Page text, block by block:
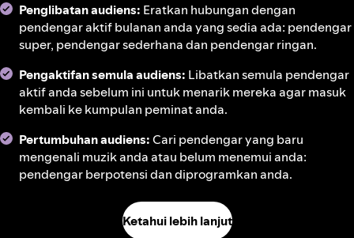
Penglibatan audiens: Eratkan hubungan dengan
pendengar aktif bulanan anda yang sedia ada: pendengar
super, pendengar sederhana dan pendengar ringan.
Pengaktifan semula audiens: Libatkan semula pendengar
aktif anda sebelum ini untuk menarik mereka agar masuk
kembali ke kumpulan peminat anda.
Pertumbuhan audiens:Cari pendengar yang baru
mengenali muzik anda atau belum menemui anda:
pendengar berpotensi dan diprogramkan anda.
Ketahui lebih lanjut